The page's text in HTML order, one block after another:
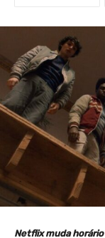
Netflix muda